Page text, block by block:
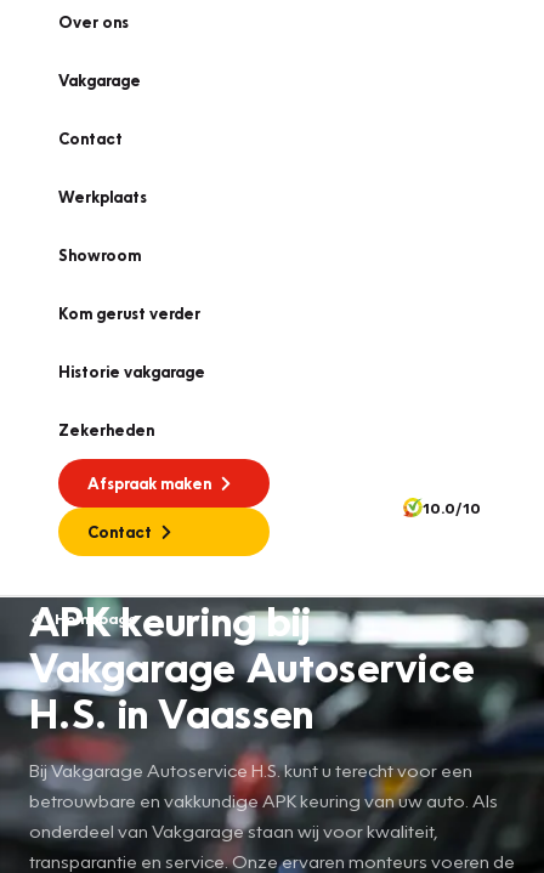
Over ons
Vakgarage
Contact
Werkplaats
Showroom
Kom gerust verder
Historie vakgarage
Zekerheden
Afspraak maken
Contact
10.0/10
Homepage
APK keuring bij
Vakgarage Autoservice
H.S. in Vaassen
Bij Vakgarage Autoservice H.S. kunt u terecht voor een
betrouwbare en vakkundige APK keuring van uw auto. Als
onderdeel van Vakgarage staan wij voor kwaliteit,
transparantie en service. Onze ervaren monteurs voeren de